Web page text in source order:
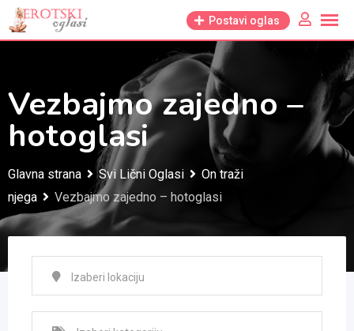
Skip
to
Postavi oglas
Vezbajmo zajedno –
hotoglasi
Glavna strana Svi Lični Oglasi
On traži
njega
Vezbajmo zajedno – hotoglasi